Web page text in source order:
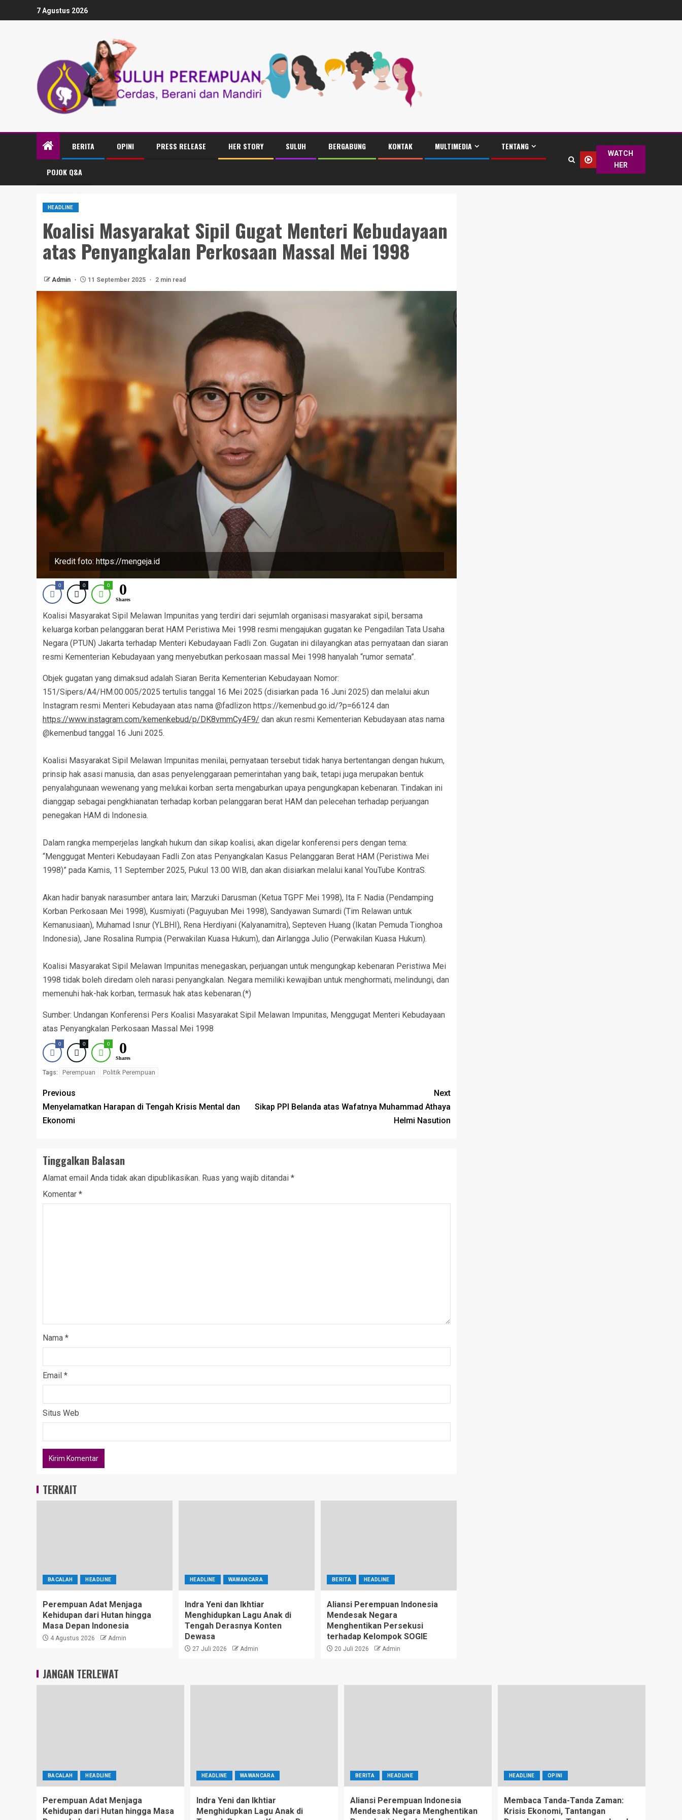
7 Agustus 2026
BERITA OPINI PRESS RELEASE HER STORY SULUH BERGABUNG KONTAK MULTIMEDIA TENTANG
POJOK Q&A
WATCH
HER
HEADLINE
Koalisi Masyarakat Sipil Gugat Menteri Kebudayaan
atas Penyangkalan Perkosaan Massal Mei 1998
Admin 11 September 2025 2 min read
Kredit foto: https://mengeja.id
0 0 0 0
Shares
Koalisi Masyarakat Sipil Melawan Impunitas yang terdiri dari sejumlah organisasi masyarakat sipil, bersama
keluarga korban pelanggaran berat HAM Peristiwa Mei 1998 resmi mengajukan gugatan ke Pengadilan Tata Usaha
Negara (PTUN) Jakarta terhadap Menteri Kebudayaan Fadli Zon. Gugatan ini dilayangkan atas pernyataan dan siaran
resmi Kementerian Kebudayaan yang menyebutkan perkosaan massal Mei 1998 hanyalah “rumor semata”.
Objek gugatan yang dimaksud adalah Siaran Berita Kementerian Kebudayaan Nomor:
151/Sipers/A4/HM.00.005/2025 tertulis tanggal 16 Mei 2025 (disiarkan pada 16 Juni 2025) dan melalui akun
Instagram resmi Menteri Kebudayaan atas nama @fadlizon https://kemenbud.go.id/?p=66124 dan
https://www.instagram.com/kemenkebud/p/DK8vmmCy4F9/ dan akun resmi Kementerian Kebudayaan atas nama
@kemenbud tanggal 16 Juni 2025.
Koalisi Masyarakat Sipil Melawan Impunitas menilai, pernyataan tersebut tidak hanya bertentangan dengan hukum,
prinsip hak asasi manusia, dan asas penyelenggaraan pemerintahan yang baik, tetapi juga merupakan bentuk
penyalahgunaan wewenang yang melukai korban serta mengaburkan upaya pengungkapan kebenaran. Tindakan ini
dianggap sebagai pengkhianatan terhadap korban pelanggaran berat HAM dan pelecehan terhadap perjuangan
penegakan HAM di Indonesia.
Dalam rangka memperjelas langkah hukum dan sikap koalisi, akan digelar konferensi pers dengan tema:
“Menggugat Menteri Kebudayaan Fadli Zon atas Penyangkalan Kasus Pelanggaran Berat HAM (Peristiwa Mei
1998)” pada Kamis, 11 September 2025, Pukul 13.00 WIB, dan akan disiarkan melalui kanal YouTube KontraS.
Akan hadir banyak narasumber antara lain; Marzuki Darusman (Ketua TGPF Mei 1998), Ita F. Nadia (Pendamping
Korban Perkosaan Mei 1998), Kusmiyati (Paguyuban Mei 1998), Sandyawan Sumardi (Tim Relawan untuk
Kemanusiaan), Muhamad Isnur (YLBHI), Rena Herdiyani (Kalyanamitra), Septeven Huang (Ikatan Pemuda Tionghoa
Indonesia), Jane Rosalina Rumpia (Perwakilan Kuasa Hukum), dan Airlangga Julio (Perwakilan Kuasa Hukum).
Koalisi Masyarakat Sipil Melawan Impunitas menegaskan, perjuangan untuk mengungkap kebenaran Peristiwa Mei
1998 tidak boleh diredam oleh narasi penyangkalan. Negara memiliki kewajiban untuk menghormati, melindungi, dan
memenuhi hak-hak korban, termasuk hak atas kebenaran.(*)
Sumber: Undangan Konferensi Pers Koalisi Masyarakat Sipil Melawan Impunitas, Menggugat Menteri Kebudayaan
atas Penyangkalan Perkosaan Massal Mei 1998
0 0 0 0
Shares
Tags: Perempuan Politik Perempuan
Previous
Menyelamatkan Harapan di Tengah Krisis Mental dan
Ekonomi
Next
Sikap PPI Belanda atas Wafatnya Muhammad Athaya
Helmi Nasution
Tinggalkan Balasan
Alamat email Anda tidak akan dipublikasikan. Ruas yang wajib ditandai *
Komentar *
Nama *
Email *
Situs Web
TERKAIT
BACALAH HEADLINE
Perempuan Adat Menjaga
Kehidupan dari Hutan hingga
Masa Depan Indonesia
4 Agustus 2026 Admin
HEADLINE WAWANCARA
Indra Yeni dan Ikhtiar
Menghidupkan Lagu Anak di
Tengah Derasnya Konten
Dewasa
27 Juli 2026 Admin
BERITA HEADLINE
Aliansi Perempuan Indonesia
Mendesak Negara
Menghentikan Persekusi
terhadap Kelompok SOGIE
20 Juli 2026 Admin
JANGAN TERLEWAT
BACALAH HEADLINE
Perempuan Adat Menjaga
Kehidupan dari Hutan hingga Masa
HEADLINE WAWANCARA
Indra Yeni dan Ikhtiar
Menghidupkan Lagu Anak di
BERITA HEADLINE
Aliansi Perempuan Indonesia
Mendesak Negara Menghentikan
HEADLINE OPINI
Membaca Tanda-Tanda Zaman:
Krisis Ekonomi, Tantangan